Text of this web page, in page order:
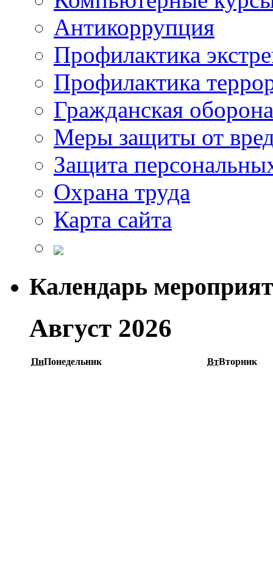
Антикоррупция
Профилактика
Профилактика
Гражданская оборона
Меры защиты от
Защита
Охрана труда
Карта сайта
Календарь
Август 2026
ПнПонедельник ВтВторник